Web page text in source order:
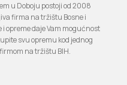
u Doboju postoji od 2008
firma na tržištu Bosne i
opreme daje Vam mogućnost
svu opremu kod jednog
na tržištu BIH.